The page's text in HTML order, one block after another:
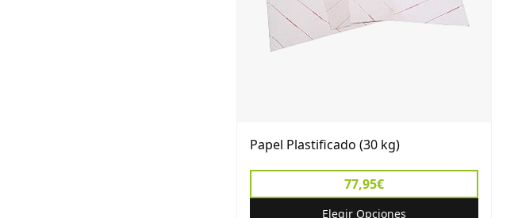
Papel Plastificado (30 kg)
77,95€
Elegir Opciones